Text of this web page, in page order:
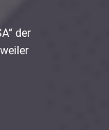
der